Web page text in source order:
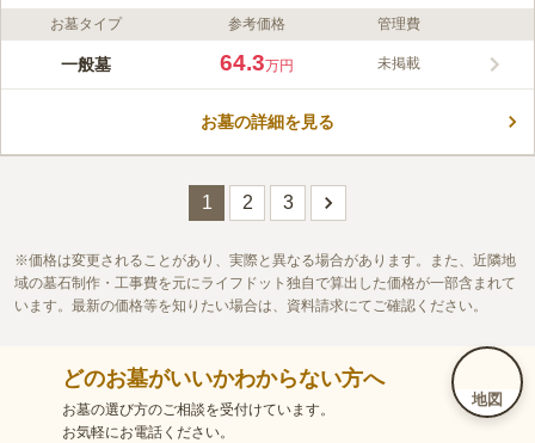
地図
ライフドット編集部のコメント
浄土宗の寺院墓地です。 管理を行う相円寺では、毎年5月の第3
します。 お墓は「末代まで受け継が受け継がれる大切なご家族
この霊園はまだ誰からも評価されていません。
お墓タイプ 参考価格 管理費
一般墓 64.3万円 未掲載
お墓の詳細を見る
1 2 3
価格は変更されることがあり、実際と異なる場合があります。また、近隣地
域の墓石制作・工事費を元にライフドット独自で算出した価格が一部含まれて
います。最新の価格等を知りたい場合は、資料請求にてご確認ください。
どのお墓がいいかわからない方へ
お墓の選び方のご相談を受付けています。
お気軽にお電話ください。